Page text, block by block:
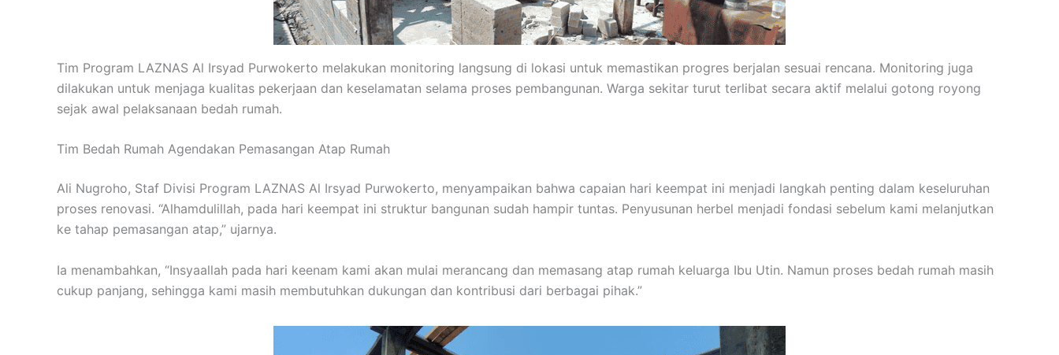
Tim Program LAZNAS Al Irsyad Purwokerto melakukan monitoring langsung di lokasi untuk memastikan progres berjalan sesuai rencana. Monitoring juga
dilakukan untuk menjaga kualitas pekerjaan dan keselamatan selama proses pembangunan. Warga sekitar turut terlibat secara aktif melalui gotong royong
sejak awal pelaksanaan bedah rumah.
Tim Bedah Rumah Agendakan Pemasangan Atap Rumah
Ali Nugroho, Staf Divisi Program LAZNAS Al Irsyad Purwokerto, menyampaikan bahwa capaian hari keempat ini menjadi langkah penting dalam keseluruhan
proses renovasi. “Alhamdulillah, pada hari keempat ini struktur bangunan sudah hampir tuntas. Penyusunan herbel menjadi fondasi sebelum kami melanjutkan
ke tahap pemasangan atap,” ujarnya.
Ia menambahkan, “Insyaallah pada hari keenam kami akan mulai merancang dan memasang atap rumah keluarga Ibu Utin. Namun proses bedah rumah masih
cukup panjang, sehingga kami masih membutuhkan dukungan dan kontribusi dari berbagai pihak.”